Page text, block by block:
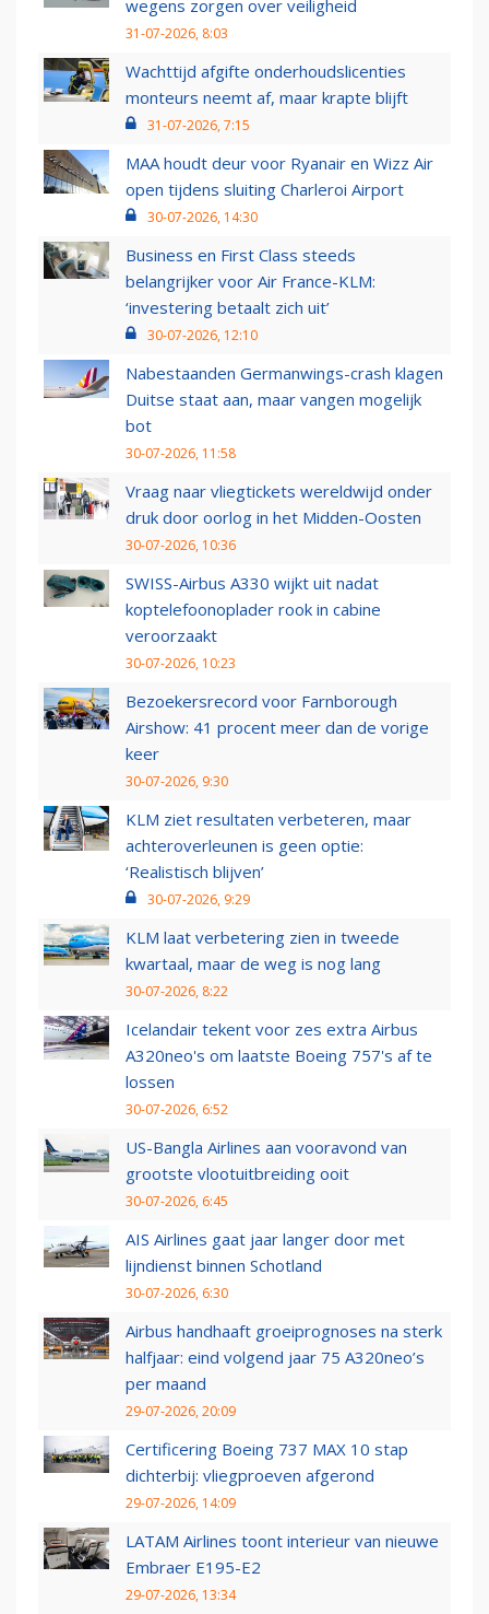
wegens zorgen over veiligheid
31-07-2026, 8:03
Wachttijd afgifte onderhoudslicenties
monteurs neemt af, maar krapte blijft
31-07-2026, 7:15
MAA houdt deur voor Ryanair en Wizz Air
open tijdens sluiting Charleroi Airport
30-07-2026, 14:30
Business en First Class steeds
belangrijker voor Air France-KLM:
‘investering betaalt zich uit’
30-07-2026, 12:10
Nabestaanden Germanwings-crash klagen
Duitse staat aan, maar vangen mogelijk
bot
30-07-2026, 11:58
Vraag naar vliegtickets wereldwijd onder
druk door oorlog in het Midden-Oosten
30-07-2026, 10:36
SWISS-Airbus A330 wijkt uit nadat
koptelefoonoplader rook in cabine
veroorzaakt
30-07-2026, 10:23
Bezoekersrecord voor Farnborough
Airshow: 41 procent meer dan de vorige
keer
30-07-2026, 9:30
KLM ziet resultaten verbeteren, maar
achteroverleunen is geen optie:
‘Realistisch blijven’
30-07-2026, 9:29
KLM laat verbetering zien in tweede
kwartaal, maar de weg is nog lang
30-07-2026, 8:22
Icelandair tekent voor zes extra Airbus
A320neo's om laatste Boeing 757's af te
lossen
30-07-2026, 6:52
US-Bangla Airlines aan vooravond van
grootste vlootuitbreiding ooit
30-07-2026, 6:45
AIS Airlines gaat jaar langer door met
lijndienst binnen Schotland
30-07-2026, 6:30
Airbus handhaaft groeiprognoses na sterk
halfjaar: eind volgend jaar 75 A320neo’s
per maand
29-07-2026, 20:09
Certificering Boeing 737 MAX 10 stap
dichterbij: vliegproeven afgerond
29-07-2026, 14:09
LATAM Airlines toont interieur van nieuwe
Embraer E195-E2
29-07-2026, 13:34